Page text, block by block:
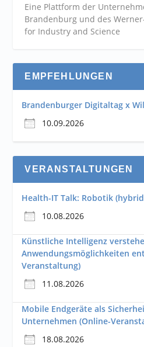
Eine Plattform der
Brandenburg und des
for Industry and Science
EMPFEHLUNGEN
Brandenburger Digitaltag x
10.09.2026
VERANSTALTUNGEN
Health-IT Talk: Robotik
10.08.2026
Künstliche Intelligenz
Anwendungsmöglichkeiten
Veranstaltung)
11.08.2026
Mobile Endgeräte als
Unternehmen (Online-
18.08.2026